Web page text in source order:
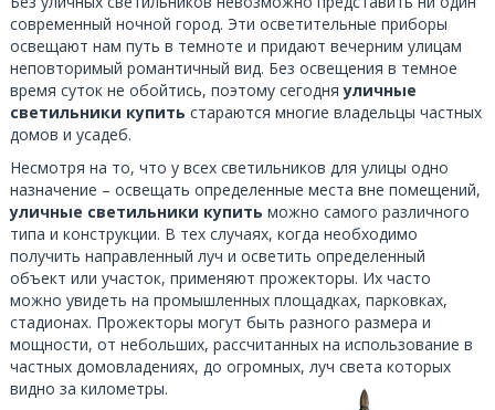
современный ночной город. Эти осветительные приборы
освещают нам путь в темноте и придают вечерним улицам
неповторимый романтичный вид. Без освещения в темное
время суток не обойтись, поэтому сегодняуличные
светильники купить стараются многие владельцы частных
домов и усадеб.
Несмотря на то, что у всех светильников для улицы одно
назначение – освещать определенные места вне помещений,
уличные светильники купить можно самого различного
типа и конструкции. В тех случаях, когда необходимо
получить направленный луч и осветить определенный
объект или участок, применяют прожекторы. Их часто
можно увидеть на промышленных площадках, парковках,
стадионах. Прожекторы могут быть разного размера и
мощности, от небольших, рассчитанных на использование в
частных домовладениях, до огромных, луч света которых
видно за километры.